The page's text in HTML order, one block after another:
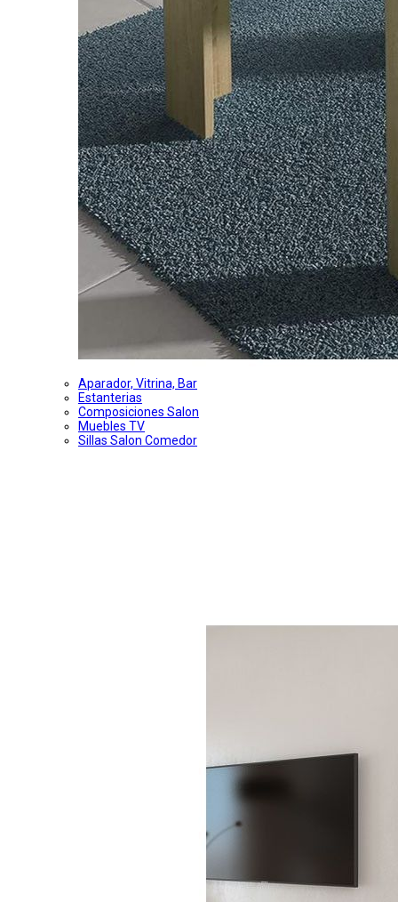
Aparador, Vitrina, Bar
Estanterias
Composiciones Salon
Muebles TV
Sillas Salon Comedor